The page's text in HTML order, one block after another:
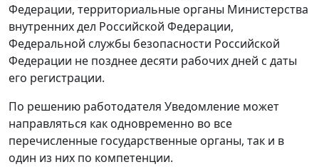
Федерации, территориальные органы Министерства
внутренних дел Российской Федерации,
Федеральной службы безопасности Российской
Федерации не позднее десяти рабочих дней с даты
его регистрации.
По решению работодателя Уведомление может
направляться как одновременно во все
перечисленные государственные органы, так и в
один из них по компетенции.